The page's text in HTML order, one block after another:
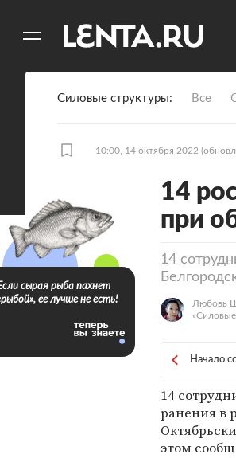
Силовые структуры Все
10:00, 14 октября 2022
14
при
14
Любовь
Начало
14
ранения в
этом
сырая рыба пахнет
ее лучше не есть!